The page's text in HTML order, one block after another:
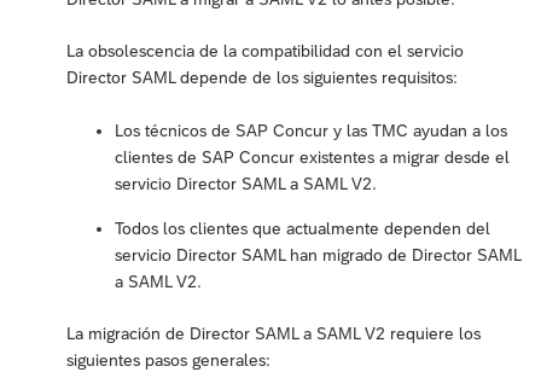
La obsolescencia de la compatibilidad con el servicio
Director SAML depende de los siguientes requisitos:
Los técnicos de SAP Concur y las TMC ayudan a los
clientes de SAP Concur existentes a migrar desde el
servicio Director SAML a SAML V2.
Todos los clientes que actualmente dependen del
servicio Director SAML han migrado de Director SAML
a SAML V2.
La migración de Director SAML a SAML V2 requiere los
siguientes pasos generales: